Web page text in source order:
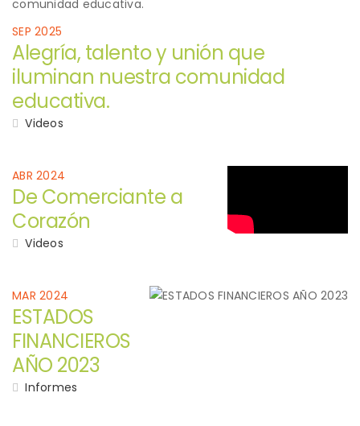
SEP 2025
Alegría, talento y unión que
iluminan nuestra comunidad
educativa.
Videos
ABR 2024
De Comerciante a
Corazón
Videos
MAR 2024
ESTADOS
FINANCIEROS
AÑO 2023
Informes